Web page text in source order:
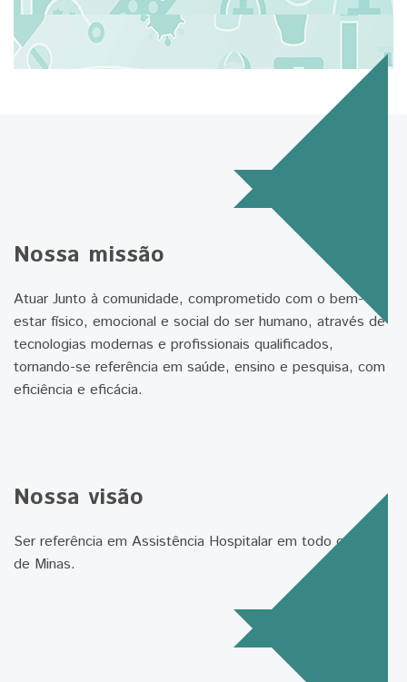
Nossa missão
Atuar Junto à comunidade, comprometido com o bem-
estar físico, emocional e social do ser humano, através de
tecnologias modernas e profissionais qualificados,
tornando-se referência em saúde, ensino e pesquisa, com
eficiência e eficácia.
Nossa visão
Ser referência em Assistência Hospitalar em todo o Norte
de Minas.